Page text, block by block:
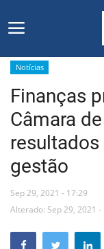
Início
Editais
Floriano
Secretarias e
Mural de
Notícias
Finanças
Câmara
gestão
Sep 29, 2021 - 17:29
Alterado: Sep 29, 2021 -